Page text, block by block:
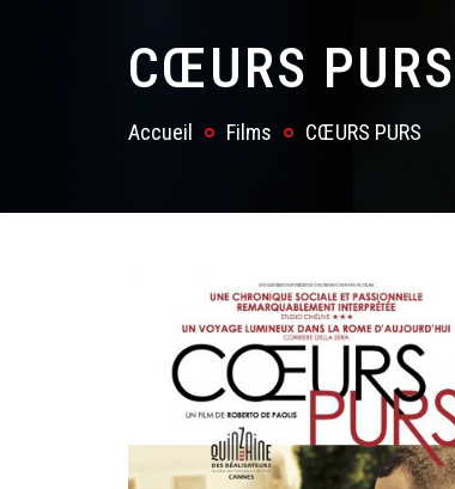
CŒURS PURS
Accueil Films CŒURS PURS